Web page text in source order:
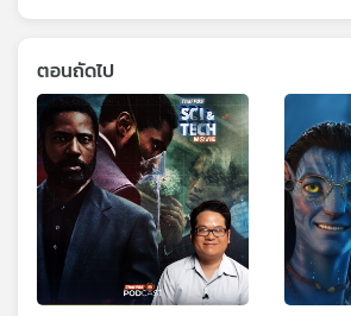
ตอนถัดไป